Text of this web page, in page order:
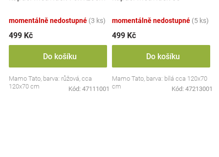
momentálně nedostupné (3 ks)
499 Kč
Do košíku
Mamo Tato, barva: růžová, cca
120x70 cm
Kód: 47111001
momentálně nedostupné (5 ks)
499 Kč
Do košíku
Mamo Tato, barva: bílá cca 120x70
cm
Kód: 47213001